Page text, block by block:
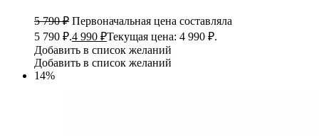
5 790₽ Первоначальная цена составляла
5 790 ₽.4 990 ₽Текущая цена: 4 990 ₽.
Добавить в список желаний
Добавить в список желаний
14%